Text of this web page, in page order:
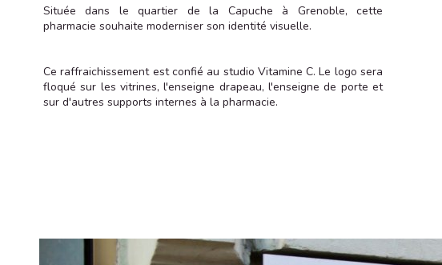
Située dans le quartier de la Capuche à Grenoble, cette
pharmacie souhaite moderniser son identité visuelle.
Ce raffraichissement est confié au studio Vitamine C. Le logo sera
floqué sur les vitrines, l'enseigne drapeau, l'enseigne de porte et
sur d'autres supports internes à la pharmacie.